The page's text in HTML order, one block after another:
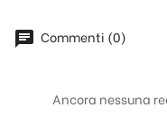
chat Commenti (0)
Ancora nessuna